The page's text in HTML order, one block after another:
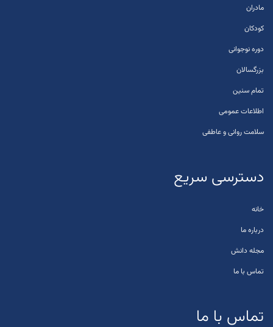
مادران
کودکان
دوره نوجوانی
بزرگسالان
تمام سنین
اطلاعات عمومی
سلامت روانی و عاطفی
دسترسی سریع
خانه
درباره ما
مجله دانش
تماس با ما
تماس با ما